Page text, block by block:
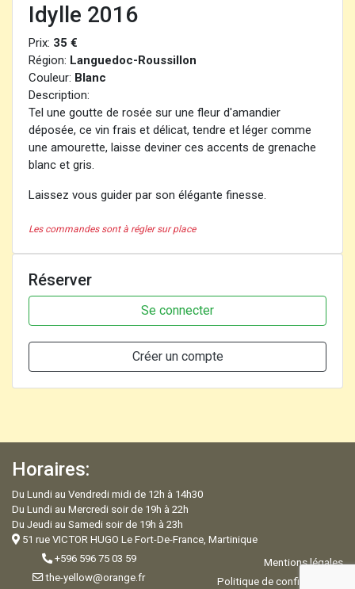
Idylle 2016
Prix: 35 €
Région: Languedoc-Roussillon
Couleur: Blanc
Description:
Tel une goutte de rosée sur une fleur d'amandier
déposée, ce vin frais et délicat, tendre et léger comme
une amourette, laisse deviner ces accents de grenache
blanc et gris.
Laissez vous guider par son élégante finesse.
Les commandes sont à régler sur place
Réserver
Se connecter
Créer un compte
Horaires:
Du Lundi au Vendredi midi de 12h à 14h30
Du Lundi au Mercredi soir de 19h à 22h
Du Jeudi au Samedi soir de 19h à 23h
51 rue VICTOR HUGO Le Fort-De-France, Martinique
+596 596 75 03 59
the-yellow@orange.fr
Mentions légales
Politique de confidentialité